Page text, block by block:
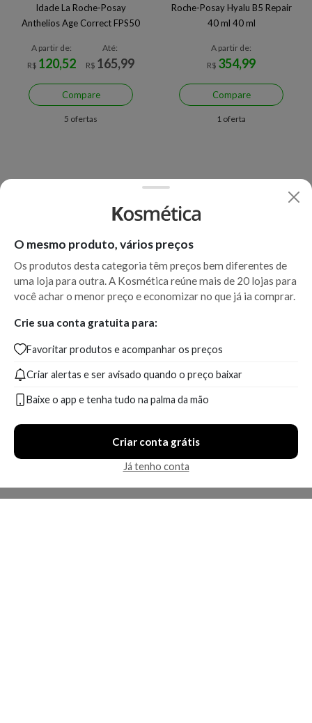
Idade La Roche-Posay
Anthelios Age Correct FPS50
A partir de:
R$ 120,52
Até:
R$ 165,99
Compare
5 ofertas
Roche-Posay Hyalu B5 Repair
40 ml 40 ml
A partir de:
R$ 354,99
Compare
1 oferta
O mesmo produto, vários preços
Os produtos desta categoria têm preços bem diferentes de
uma loja para outra. A Kosmética reúne mais de 20 lojas para
você achar o menor preço e economizar no que já ia comprar.
Crie sua conta gratuita para:
Favoritar produtos e acompanhar os preços
Criar alertas e ser avisado quando o preço baixar
Baixe o app e tenha tudo na palma da mão
Criar conta grátis
Já tenho conta